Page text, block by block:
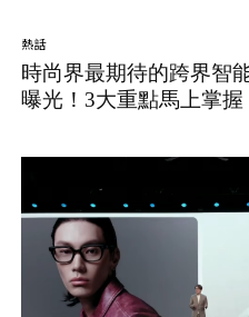
熱話
時尚界最期待的跨界智
曝光！3大重點馬上掌握